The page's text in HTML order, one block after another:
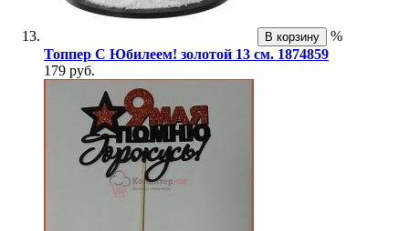
В корзину
%
Топпер С Юбилеем! золотой 13 см. 1874859
179 руб.